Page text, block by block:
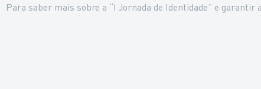
Para saber mais sobre a “I Jornada de Identidade” e garantir